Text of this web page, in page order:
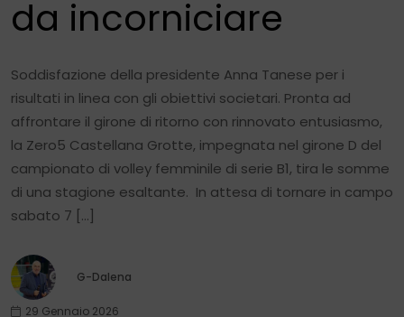
da incorniciare
Soddisfazione della presidente Anna Tanese per i
risultati in linea con gli obiettivi societari. Pronta ad
affrontare il girone di ritorno con rinnovato entusiasmo,
la Zero5 Castellana Grotte, impegnata nel girone D del
campionato di volley femminile di serie B1, tira le somme
di una stagione esaltante. In attesa di tornare in campo
sabato 7 […]
G-Dalena
29 Gennaio 2026